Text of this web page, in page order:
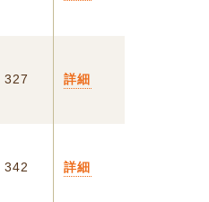
327 詳細
342 詳細